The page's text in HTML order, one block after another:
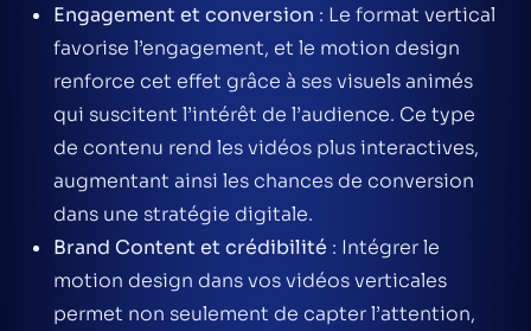
Engagement et conversion : Le format vertical
favorise l’engagement, et le motion design
renforce cet effet grâce à ses visuels animés
qui suscitent l’intérêt de l’audience. Ce type
de contenu rend les vidéos plus interactives,
augmentant ainsi les chances de conversion
dans une stratégie digitale.
Brand Content et crédibilité : Intégrer le
motion design dans vos vidéos verticales
permet non seulement de capter l’attention,